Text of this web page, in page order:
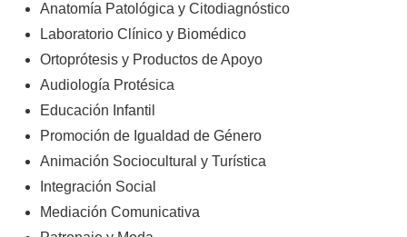
Anatomía Patológica y Citodiagnóstico
Laboratorio Clínico y Biomédico
Ortoprótesis y Productos de Apoyo
Audiología Protésica
Educación Infantil
Promoción de Igualdad de Género
Animación Sociocultural y Turística
Integración Social
Mediación Comunicativa